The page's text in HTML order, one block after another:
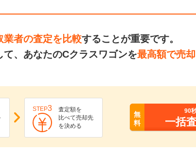
業者の査定を比較することが重要です。
、あなたのCクラスワゴンを最高額で売却
STEP3
査定額を
比べて売却先
を決める
無
料
90
一括